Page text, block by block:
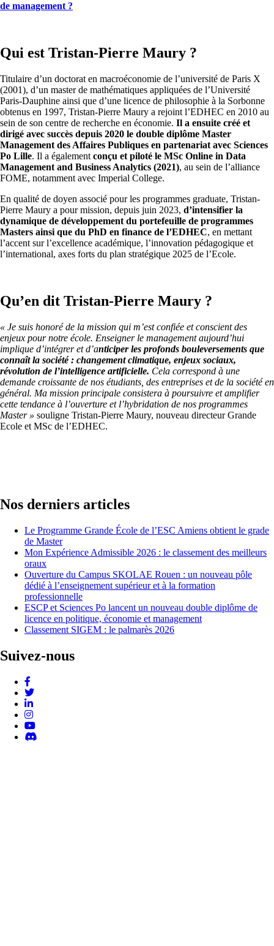
de management ?
Qui est Tristan-Pierre Maury ?
Titulaire d’un doctorat en macroéconomie de l’université de Paris X
(2001), d’un master de mathématiques appliquées de l’Université
Paris-Dauphine ainsi que d’une licence de philosophie à la Sorbonne
obtenus en 1997, Tristan-Pierre Maury a rejoint l’EDHEC en 2010 au
sein de son centre de recherche en économie. Il a ensuite créé et
dirigé avec succès depuis 2020 le double diplôme Master
Management des Affaires Publiques en partenariat avec Sciences
Po Lille. Il a également conçu et piloté le MSc Online in Data
Management and Business Analytics (2021), au sein de l’alliance
FOME, notamment avec Imperial College.
En qualité de doyen associé pour les programmes graduate, Tristan-
Pierre Maury a pour mission, depuis juin 2023, d’intensifier la
dynamique de développement du portefeuille de programmes
Masters ainsi que du PhD en finance de l’EDHEC, en mettant
l’accent sur l’excellence académique, l’innovation pédagogique et
l’international, axes forts du plan stratégique 2025 de l’Ecole.
Qu’en dit Tristan-Pierre Maury ?
« Je suis honoré de la mission qui m’est confiée et conscient des
enjeux pour notre école. Enseigner le management aujourd’hui
implique d’intégrer et d’anticiper les profonds bouleversements que
connaît la société : changement climatique, enjeux sociaux,
révolution de l’intelligence artificielle. Cela correspond à une
demande croissante de nos étudiants, des entreprises et de la société en
général. Ma mission principale consistera à poursuivre et amplifier
cette tendance à l’ouverture et l’hybridation de nos programmes
Master » souligne Tristan-Pierre Maury, nouveau directeur Grande
Ecole et MSc de l’EDHEC.
Nos derniers articles
Le Programme Grande École de l’ESC Amiens obtient le grade
de Master
Mon Expérience Admissible 2026 : le classement des meilleurs
oraux
Ouverture du Campus SKOLAE Rouen : un nouveau pôle
dédié à l’enseignement supérieur et à la formation
professionnelle
ESCP et Sciences Po lancent un nouveau double diplôme de
licence en politique, économie et management
Classement SIGEM : le palmarès 2026
Suivez-nous